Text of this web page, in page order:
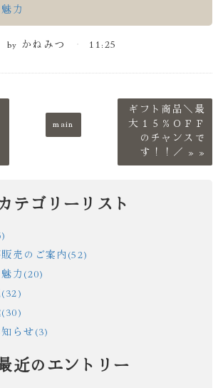
力
by かねみつ 11:25
main
ギフト商品＼最
大１５％ＯＦＦ
のチャンスで
す！！／ »
カテゴリーリスト
売のご案内(52)
力(20)
らせ(3)
近のエントリー